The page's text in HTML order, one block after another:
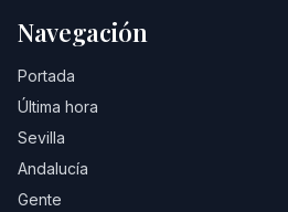
Navegación
Portada
Última hora
Sevilla
Andalucía
Gente